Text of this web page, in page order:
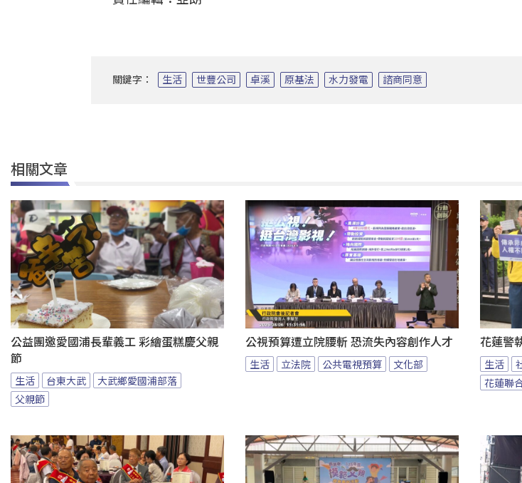
關鍵字： 生活 世豐公司 卓溪 原基法 水力發電 諮商同意
相關文章
公益團邀愛國浦長輩義工 彩繪蛋糕慶父親
節
生活 台東大武
大武鄉愛國浦部落
父親節
公視預算遭立院腰斬 恐流失內容創作人才
生活 立法院 公共電視預算 文化部
花蓮警
生活
花蓮聯